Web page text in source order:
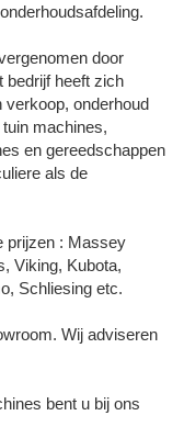
door
bedrijf heeft zich
verkoop, onderhoud
machines,
en gereedschappen
als de
prijzen : Massey
Viking, Kubota,
Schliesing etc.
Wij adviseren
bent u bij ons